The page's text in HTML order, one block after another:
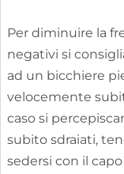
Per diminuire la
negativi si
ad un bicchiere
velocemente
caso si
subito sdraiati,
sedersi con il